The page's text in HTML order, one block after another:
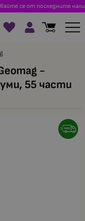
се от последните
-
55 части